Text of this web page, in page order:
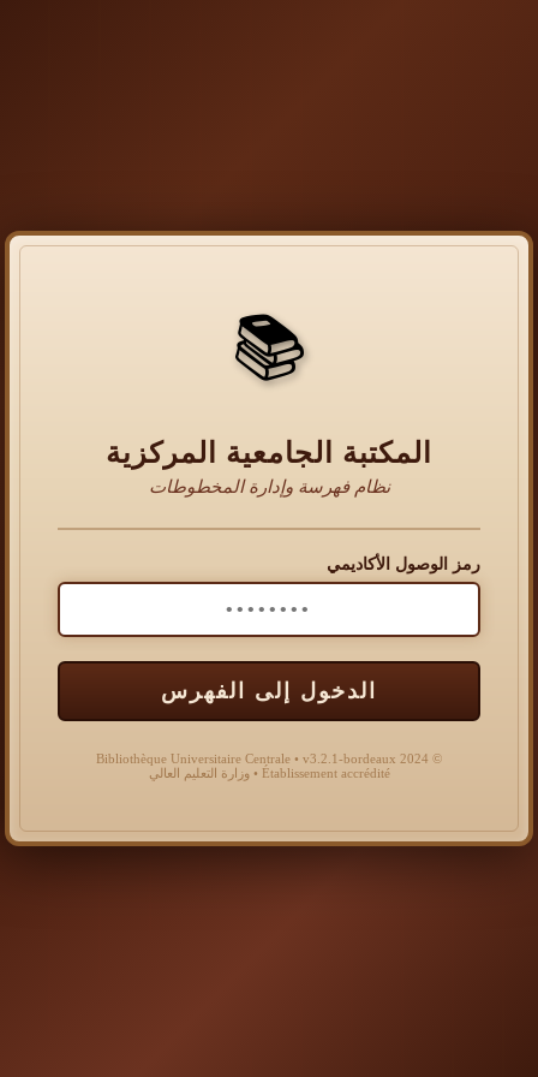
📚
المكتبة الجامعية المركزية
نظام فهرسة وإدارة المخطوطات
رمز الوصول الأكاديمي
الدخول إلى الفهرس
© 2024 Bibliothèque Universitaire Centrale • v3.2.1-bordeaux
Établissement accrédité • وزارة التعليم العالي